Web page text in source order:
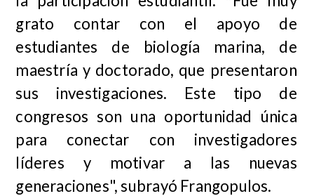
grato contar con el apoyo de
estudiantes de biología marina, de
maestría y doctorado, que presentaron
sus investigaciones. Este tipo de
congresos son una oportunidad única
para conectar con investigadores
líderes y motivar a las nuevas
generaciones", subrayó Frangopulos.